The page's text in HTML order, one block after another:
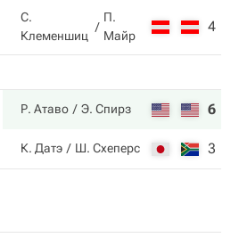
С.
Клеменшиц
П.
Майр
4
Р. Атаво Э. Спирз 6
К. Датэ Ш. Схеперс 3